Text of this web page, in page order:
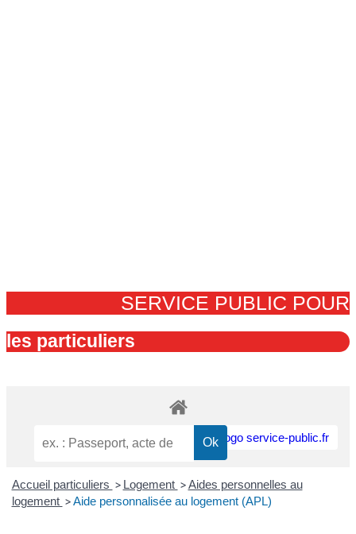
SERVICE PUBLIC POUR​
les particuliers
Accueil particuliers > Logement > Aides personnelles au
logement > Aide personnalisée au logement (APL)